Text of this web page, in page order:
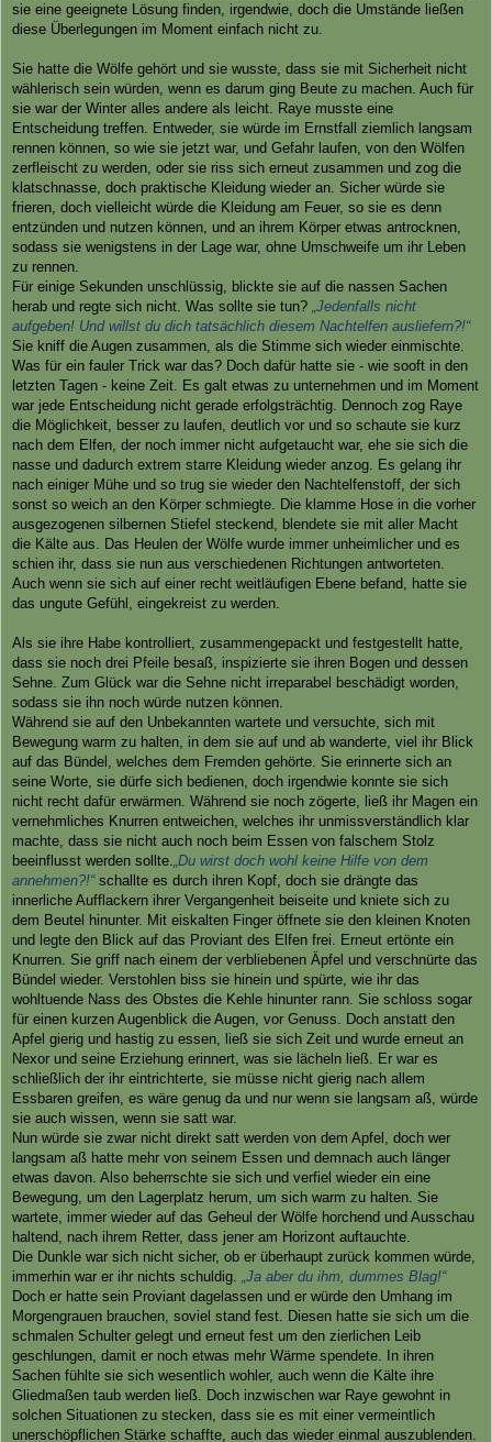
sie eine geeignete Lösung finden, irgendwie, doch die Umstände ließen
diese Überlegungen im Moment einfach nicht zu.
Sie hatte die Wölfe gehört und sie wusste, dass sie mit Sicherheit nicht
wählerisch sein würden, wenn es darum ging Beute zu machen. Auch für
sie war der Winter alles andere als leicht. Raye musste eine
Entscheidung treffen. Entweder, sie würde im Ernstfall ziemlich langsam
rennen können, so wie sie jetzt war, und Gefahr laufen, von den Wölfen
zerfleischt zu werden, oder sie riss sich erneut zusammen und zog die
klatschnasse, doch praktische Kleidung wieder an. Sicher würde sie
frieren, doch vielleicht würde die Kleidung am Feuer, so sie es denn
entzünden und nutzen können, und an ihrem Körper etwas antrocknen,
sodass sie wenigstens in der Lage war, ohne Umschweife um ihr Leben
zu rennen.
Für einige Sekunden unschlüssig, blickte sie auf die nassen Sachen
herab und regte sich nicht. Was sollte sie tun? „Jedenfalls nicht
aufgeben! Und willst du dich tatsächlich diesem Nachtelfen ausliefern?!“
Sie kniff die Augen zusammen, als die Stimme sich wieder einmischte.
Was für ein fauler Trick war das? Doch dafür hatte sie - wie sooft in den
letzten Tagen - keine Zeit. Es galt etwas zu unternehmen und im Moment
war jede Entscheidung nicht gerade erfolgsträchtig. Dennoch zog Raye
die Möglichkeit, besser zu laufen, deutlich vor und so schaute sie kurz
nach dem Elfen, der noch immer nicht aufgetaucht war, ehe sie sich die
nasse und dadurch extrem starre Kleidung wieder anzog. Es gelang ihr
nach einiger Mühe und so trug sie wieder den Nachtelfenstoff, der sich
sonst so weich an den Körper schmiegte. Die klamme Hose in die vorher
ausgezogenen silbernen Stiefel steckend, blendete sie mit aller Macht
die Kälte aus. Das Heulen der Wölfe wurde immer unheimlicher und es
schien ihr, dass sie nun aus verschiedenen Richtungen antworteten.
Auch wenn sie sich auf einer recht weitläufigen Ebene befand, hatte sie
das ungute Gefühl, eingekreist zu werden.
Als sie ihre Habe kontrolliert, zusammengepackt und festgestellt hatte,
dass sie noch drei Pfeile besaß, inspizierte sie ihren Bogen und dessen
Sehne. Zum Glück war die Sehne nicht irreparabel beschädigt worden,
sodass sie ihn noch würde nutzen können.
Während sie auf den Unbekannten wartete und versuchte, sich mit
Bewegung warm zu halten, in dem sie auf und ab wanderte, viel ihr Blick
auf das Bündel, welches dem Fremden gehörte. Sie erinnerte sich an
seine Worte, sie dürfe sich bedienen, doch irgendwie konnte sie sich
nicht recht dafür erwärmen. Während sie noch zögerte, ließ ihr Magen ein
vernehmliches Knurren entweichen, welches ihr unmissverständlich klar
machte, dass sie nicht auch noch beim Essen von falschem Stolz
beeinflusst werden sollte.„Du wirst doch wohl keine Hilfe von dem
annehmen?!“schallte es durch ihren Kopf, doch sie drängte das
innerliche Aufflackern ihrer Vergangenheit beiseite und kniete sich zu
dem Beutel hinunter. Mit eiskalten Finger öffnete sie den kleinen Knoten
und legte den Blick auf das Proviant des Elfen frei. Erneut ertönte ein
Knurren. Sie griff nach einem der verbliebenen Äpfel und verschnürte das
Bündel wieder. Verstohlen biss sie hinein und spürte, wie ihr das
wohltuende Nass des Obstes die Kehle hinunter rann. Sie schloss sogar
für einen kurzen Augenblick die Augen, vor Genuss. Doch anstatt den
Apfel gierig und hastig zu essen, ließ sie sich Zeit und wurde erneut an
Nexor und seine Erziehung erinnert, was sie lächeln ließ. Er war es
schließlich der ihr eintrichterte, sie müsse nicht gierig nach allem
Essbaren greifen, es wäre genug da und nur wenn sie langsam aß, würde
sie auch wissen, wenn sie satt war.
Nun würde sie zwar nicht direkt satt werden von dem Apfel, doch wer
langsam aß hatte mehr von seinem Essen und demnach auch länger
etwas davon. Also beherrschte sie sich und verfiel wieder ein eine
Bewegung, um den Lagerplatz herum, um sich warm zu halten. Sie
wartete, immer wieder auf das Geheul der Wölfe horchend und Ausschau
haltend, nach ihrem Retter, dass jener am Horizont auftauchte.
Die Dunkle war sich nicht sicher, ob er überhaupt zurück kommen würde,
immerhin war er ihr nichts schuldig. „Ja aber du ihm, dummes Blag!“
Doch er hatte sein Proviant dagelassen und er würde den Umhang im
Morgengrauen brauchen, soviel stand fest. Diesen hatte sie sich um die
schmalen Schulter gelegt und erneut fest um den zierlichen Leib
geschlungen, damit er noch etwas mehr Wärme spendete. In ihren
Sachen fühlte sie sich wesentlich wohler, auch wenn die Kälte ihre
Gliedmaßen taub werden ließ. Doch inzwischen war Raye gewohnt in
solchen Situationen zu stecken, dass sie es mit einer vermeintlich
unerschöpflichen Stärke schaffte, auch das wieder einmal auszublenden.